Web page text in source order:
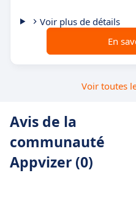
Voir plus de détails
En
Voir toutes
Avis de la
communauté
Appvizer (0)